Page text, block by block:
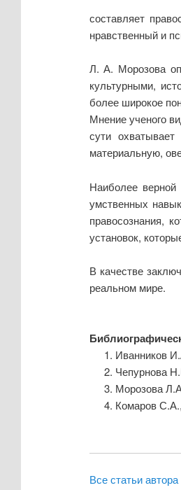
составляет
нравственный и
Л. А. Морозова
культурными,
более широкое
Мнение ученого
сути
материальную,
Наиболее
умственных
правосознания,
установок,
В качестве
реальном мире.
Иванников
Чепурнова
Морозова
Комаров
Все статьи